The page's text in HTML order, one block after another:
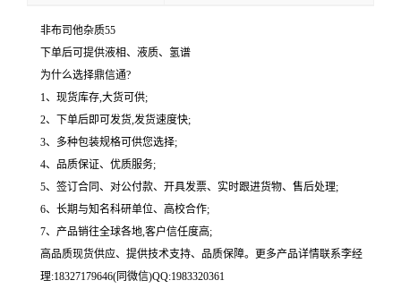
非布司他杂质55
下单后可提供液相、液质、氢谱
为什么选择鼎信通?
1、现货库存,大货可供;
2、下单后即可发货,发货速度快;
3、多种包装规格可供您选择;
4、品质保证、优质服务;
5、签订合同、对公付款、开具发票、实时跟进货物、售后处理;
6、长期与知名科研单位、高校合作;
7、产品销往全球各地,客户信任度高;
高品质现货供应、提供技术支持、品质保障。更多产品详情联系李经
理:18327179646(同微信)QQ:1983320361